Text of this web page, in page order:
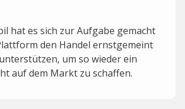
hat es sich zur Aufgabe gemacht
den Handel ernstgemeint
um so wieder ein
auf dem Markt zu schaffen.